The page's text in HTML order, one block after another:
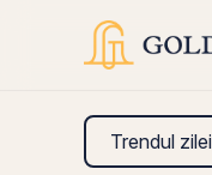
Trendul zilei